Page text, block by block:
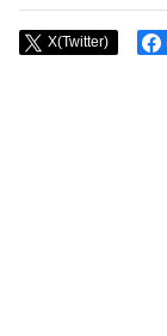
X(Twitter)